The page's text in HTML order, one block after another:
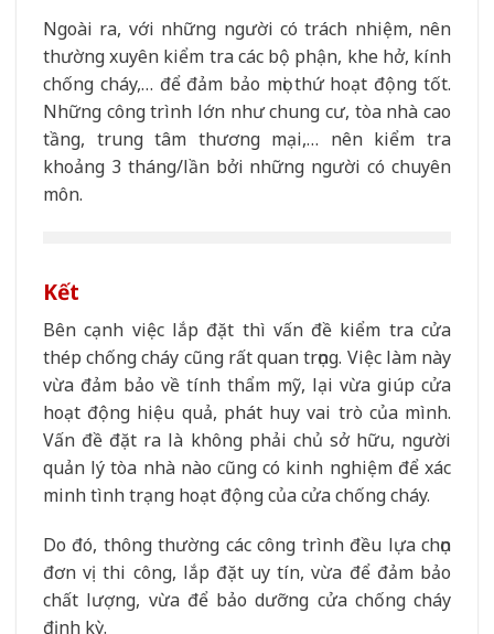
Ngoài ra, với những người có trách nhiệm, nên
thường xuyên kiểm tra các bộ phận, khe hở, kính
chống cháy,… để đảm bảo mọi thứ hoạt động tốt.
Những công trình lớn như chung cư, tòa nhà cao
tầng, trung tâm thương mại,… nên kiểm tra
khoảng 3 tháng/lần bởi những người có chuyên
môn.
Kết
Bên cạnh việc lắp đặt thì vấn đề kiểm tra cửa
thép chống cháy cũng rất quan trọng. Việc làm này
vừa đảm bảo về tính thẩm mỹ, lại vừa giúp cửa
hoạt động hiệu quả, phát huy vai trò của mình.
Vấn đề đặt ra là không phải chủ sở hữu, người
quản lý tòa nhà nào cũng có kinh nghiệm để xác
minh tình trạng hoạt động của cửa chống cháy.
Do đó, thông thường các công trình đều lựa chọn
đơn vị thi công, lắp đặt uy tín, vừa để đảm bảo
chất lượng, vừa để bảo dưỡng cửa chống cháy
định kỳ.